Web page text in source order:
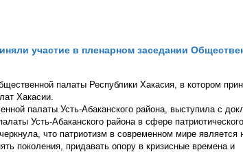
участие в пленарном заседании
палаты Республики Хакасия, в котором
Хакасии.
палаты Усть-Абаканского района, выступила с
Усть-Абаканского района в сфере патриотического
что патриотизм в современном мире является
поколения, придавать опору в кризисные времена и